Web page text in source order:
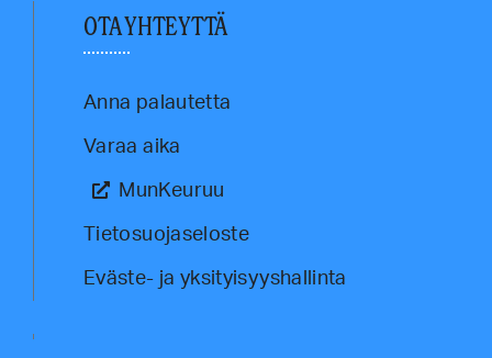
OTA YHTEYTTÄ
Anna palautetta
Varaa aika
MunKeuruu
Tietosuojaseloste
Eväste- ja yksityisyyshallinta